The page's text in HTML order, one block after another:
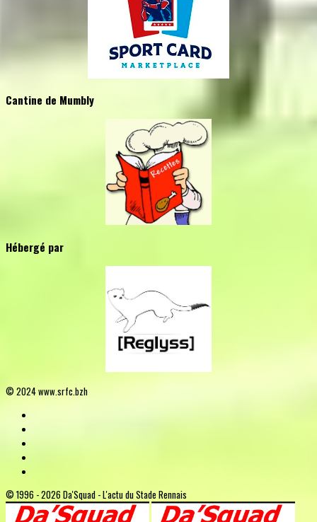
Cantine de Mumbly
Hébergé par
© 2024 www.srfc.bzh
© 1996 - 2026 Da'Squad - L'actu du Stade Rennais